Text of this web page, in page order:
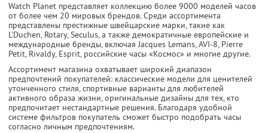
Watch Planet представляет коллекцию более 9000 моделей часов
от более чем 20 мировых брендов. Среди ассортимента
представлены престижные швейцарские марки, такие как
L'Duchen, Rotary, Seculus, а также демократичные европейские и
международные бренды, включая Jacques Lemans, AVI-8, Pierre
Petit, Rivaldy, Esprit, российские часы «Космос» и многие другие.
Ассортимент магазина охватывает широкий диапазон
предпочтений покупателей: классические модели для ценителей
утонченного стиля, спортивные варианты для любителей
активного образа жизни, оригинальные дизайны для тех, кто
предпочитает нестандартные решения. Благодаря удобной
системе фильтров покупатель сможет быстро подобрать часы
согласно личным предпочтениям.